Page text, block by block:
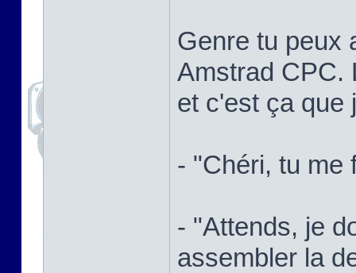
Genre tu peux
Amstrad CPC.
et c'est ça que
- "Chéri, tu me
- "Attends, je
assembler la